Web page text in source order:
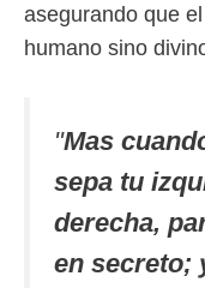
asegurando que
humano sino
"Mas
sepa tu
derecha,
en secreto;